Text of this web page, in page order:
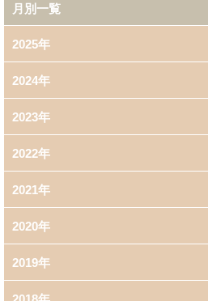
月別一覧
2025年
5月 (1)
3月 (1)
2024年
4月 (1)
2023年
11月 (1)
1月 (1)
2022年
12月 (1)
10月 (1)
9月 (1)
2021年
5月 (1)
4月 (1)
2020年
6月 (1)
2019年